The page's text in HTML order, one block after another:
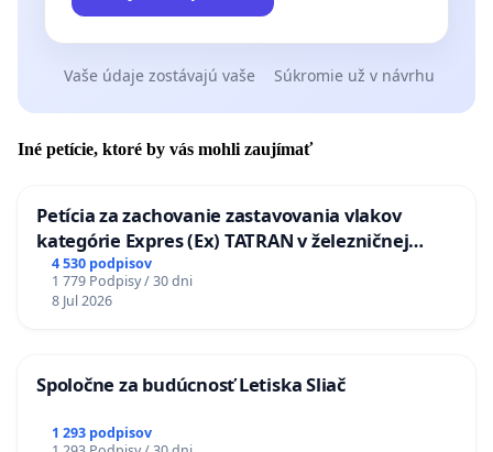
Vaše údaje zostávajú vaše Súkromie už v návrhu
Iné petície, ktoré by vás mohli zaujímať
Petícia za zachovanie zastavovania vlakov
kategórie Expres (Ex) TATRAN v železničnej
stanici Púchov
4 530 podpisov
1 779 Podpisy / 30 dni
8 Jul 2026
Spoločne za budúcnosť Letiska Sliač
1 293 podpisov